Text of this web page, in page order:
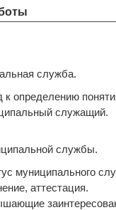
служба.
определению
служащий.
службы.
муниципального
аттестация.